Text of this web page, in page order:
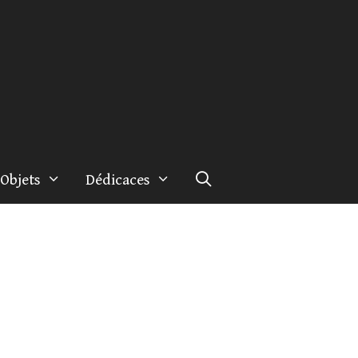
Objets Dédicaces